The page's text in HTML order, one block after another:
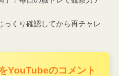
くり確認してから再チャレ
YouTubeのコメント